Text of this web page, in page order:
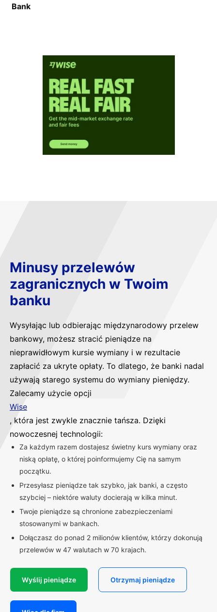
Bank
Minusy przelewów
zagranicznych w Twoim
banku
Wysyłając lub odbierając międzynarodowy przelew
bankowy, możesz stracić pieniądze na
nieprawidłowym kursie wymiany i w rezultacie
zapłacić za ukryte opłaty. To dlatego, że banki nadal
używają starego systemu do wymiany pieniędzy.
Zalecamy użycie opcji
Wise
, która jest zwykle znacznie tańsza. Dzięki
nowoczesnej technologii:
Za każdym razem dostajesz świetny kurs wymiany oraz
niską opłatę, o której poinformujemy Cię na samym
początku.
Przesyłasz pieniądze tak szybko, jak banki, a często
szybciej – niektóre waluty docierają w kilka minut.
Twoje pieniądze są chronione zabezpieczeniami
stosowanymi w bankach.
Dołączasz do ponad 2 milionów klientów, którzy dokonują
przelewów w 47 walutach w 70 krajach.
Wyślij pieniądze Otrzymaj pieniądze